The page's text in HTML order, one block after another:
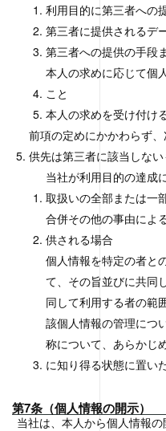
利用目的に第三者への
第三者に提供されるデ
第三者への提供の手段
本人の求めに応じて個
こと
本人の求めを受け付け
前項の定めにかかわらず
供先は第三者に該当しない
当社が利用目的の達成
取扱いの全部または一
合併その他の事由によ
供される場合
個人情報を特定の者と
て、その旨並びに共同
同して利用する者の範
該個人情報の管理につ
称について、あらかじ
に知り得る状態に置い
第7条（個人情報の開示）
当社は、本人から個人情報